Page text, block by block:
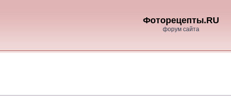
Фоторецепты.RU
форум сайта